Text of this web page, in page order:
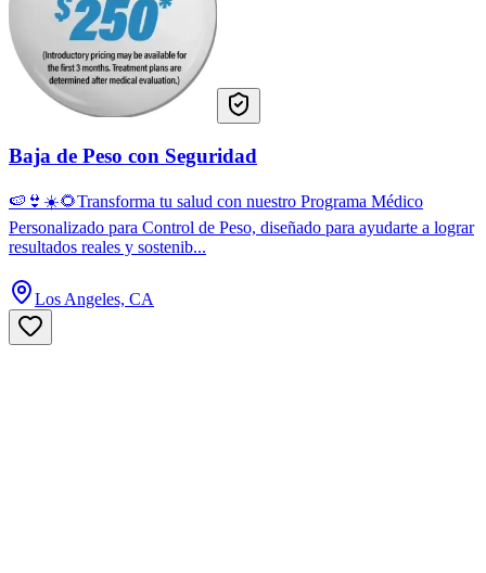
Baja de Peso con Seguridad
🍉👙☀️🌻Transforma tu salud con nuestro Programa Médico
Personalizado para Control de Peso, diseñado para ayudarte a lograr
resultados reales y sostenib...
Los Angeles, CA